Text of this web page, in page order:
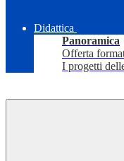
Didattica
Panoramica
Offerta
I progetti